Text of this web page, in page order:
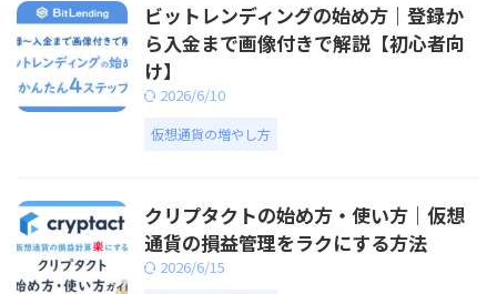
ビットレンディングの始め方｜登録か
ら入金まで画像付きで解説【初心者向
け】
2026/6/10
仮想通貨の増やし方
クリプタクトの始め方・使い方｜仮想
通貨の損益管理をラクにする方法
2026/6/15